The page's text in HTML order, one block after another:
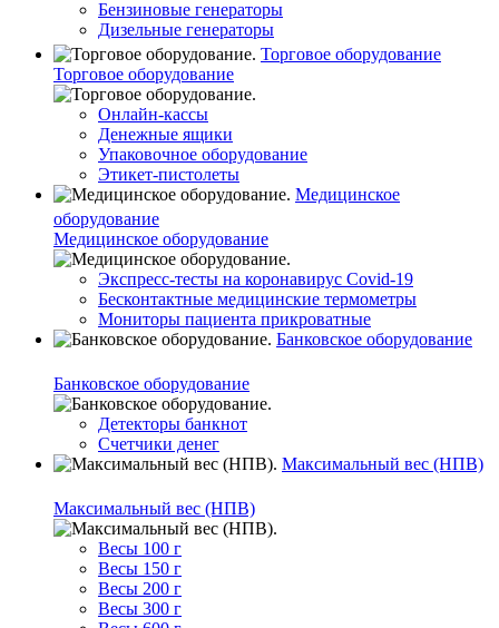
Бензиновые генераторы
Дизельные генераторы
Торговое оборудование
Торговое оборудование
Онлайн-кассы
Денежные ящики
Упаковочное оборудование
Этикет-пистолеты
Медицинское
оборудование
Медицинское оборудование
Экспресс-тесты на коронавирус Covid-19
Бесконтактные медицинские термометры
Мониторы пациента прикроватные
Банковское оборудование
Банковское оборудование
Детекторы банкнот
Счетчики денег
Максимальный вес (НПВ)
Максимальный вес (НПВ)
Весы 100 г
Весы 150 г
Весы 200 г
Весы 300 г